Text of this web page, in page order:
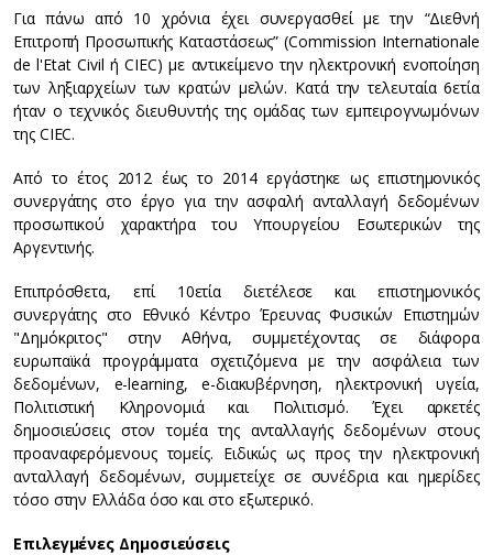
Για πάνω από 10 χρόνια έχει συνεργασθεί με την “Διεθνή
Επιτροπή Προσωπικής Καταστάσεως” (Commission Internationale
de l'Εtat Civil ή CIEC) με αντικείμενο την ηλεκτρονική ενοποίηση
των ληξιαρχείων των κρατών μελών. Κατά την τελευταία 6ετία
ήταν ο τεχνικός διευθυντής της ομάδας των εμπειρογνωμόνων
της CIEC.
Από το έτος 2012 έως το 2014 εργάστηκε ως επιστημονικός
συνεργάτης στο έργο για την ασφαλή ανταλλαγή δεδομένων
προσωπικού χαρακτήρα του Υπουργείου Εσωτερικών της
Αργεντινής.
Επιπρόσθετα, επί 10ετία διετέλεσε και επιστημονικός
συνεργάτης στο Εθνικό Κέντρο Έρευνας Φυσικών Επιστημών
"Δημόκριτος" στην Αθήνα, συμμετέχοντας σε διάφορα
ευρωπαϊκά προγράμματα σχετιζόμενα με την ασφάλεια των
δεδομένων, e-learning, e-διακυβέρνηση, ηλεκτρονική υγεία,
Πολιτιστική Κληρονομιά και Πολιτισμό. Έχει αρκετές
δημοσιεύσεις στον τομέα της ανταλλαγής δεδομένων στους
προαναφερόμενους τομείς. Ειδικώς ως προς την ηλεκτρονική
ανταλλαγή δεδομένων, συμμετείχε σε συνέδρια και ημερίδες
τόσο στην Ελλάδα όσο και στο εξωτερικό.
Επιλεγμένες Δημοσιεύσεις